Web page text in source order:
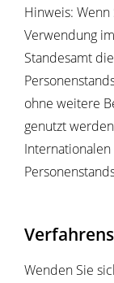
Hinweis:
Verwendung
Standesamt
ohne weitere
genutzt
Wenden Sie